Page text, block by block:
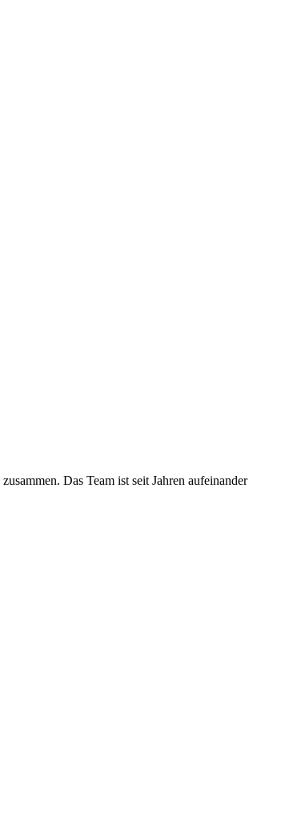
Das Team ist seit Jahren aufeinander